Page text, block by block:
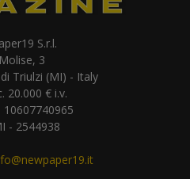
S.r.l.
3
Triulzi (MI) - Italy
20.000 € i.v.
10607740965
- 2544938